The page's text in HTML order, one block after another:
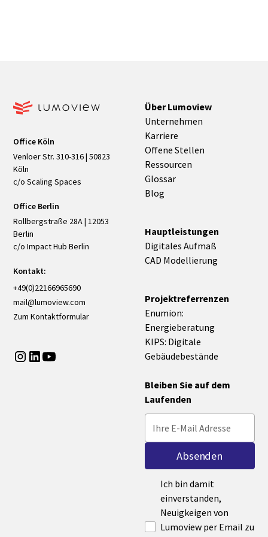
Office Köln
Venloer Str. 310-316 | 50823
Köln
c/o Scaling Spaces
Office Berlin
Rollbergstraße 28A | 12053
Berlin
c/o Impact Hub Berlin
Kontakt:
+49(0)22166965690
mail@lumoview.com
Zum Kontaktformular
Über Lumoview
Unternehmen
Karriere
Offene Stellen
Ressourcen
Glossar
Blog
Hauptleistungen
Digitales Aufmaß
CAD Modellierung
Projektreferrenzen
Enumion:
Energieberatung
KIPS: Digitale
Gebäudebestände
Bleiben Sie auf dem
Laufenden
Ich bin damit
einverstanden,
Neuigkeigen von
Lumoview per Email zu